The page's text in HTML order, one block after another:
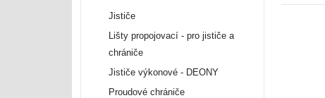
Jističe
Lišty propojovací - pro jističe a
chrániče
Jističe výkonové - DEONY
Proudové chrániče